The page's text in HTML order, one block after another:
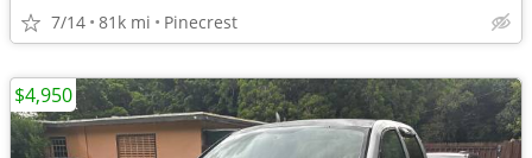
7/14 81k mi Pinecrest
$4,950